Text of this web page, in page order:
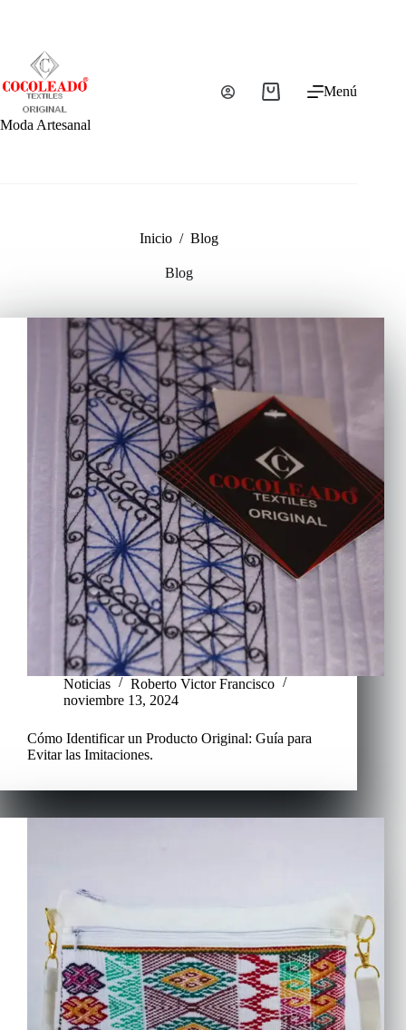
Moda Artesanal
Carro
Menú
Inicio / Blog
Blog
Noticias
Roberto Victor Francisco
noviembre 13, 2024
Cómo Identificar un Producto Original: Guía para
Evitar las Imitaciones.